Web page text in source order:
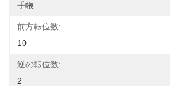
手帳
前方転位数:
10
逆の転位数:
2